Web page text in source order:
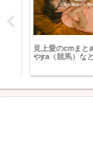
見上愛のcmまと
やjra（競馬）など